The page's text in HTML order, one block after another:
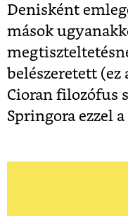
Denisként
mások
belészeretett
Cioran filozófus
Springora ezzel